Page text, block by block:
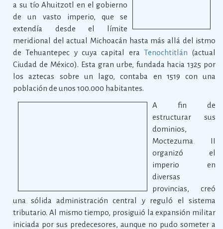
a su tío Ahuitzotl en el gobierno
de un vasto imperio, que se
extendía desde el límite
meridional del actual Michoacán hasta más allá del istmo
de Tehuantepec y cuya capital era Tenochtitlán (actual
Ciudad de México). Esta gran urbe, fundada hacia 1325 por
los aztecas sobre un lago, contaba en 1519 con una
población de unos 100.000 habitantes.
A fin de
estructurar sus
dominios,
Moctezuma II
organizó el
imperio en
diversas
provincias, creó
una sólida administración central y reguló el sistema
tributario. Al mismo tiempo, prosiguió la expansión militar
iniciada por sus predecesores, aunque no pudo someter a